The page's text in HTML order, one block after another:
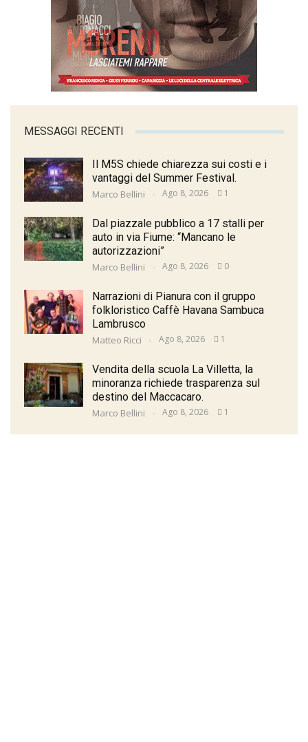
MESSAGGI RECENTI
Il M5S chiede chiarezza sui costi e i
vantaggi del Summer Festival.
Marco Bellini Ago 8, 2026 1
Dal piazzale pubblico a 17 stalli per
auto in via Fiume: “Mancano le
autorizzazioni”
Marco Bellini Ago 8, 2026 0
Narrazioni di Pianura con il gruppo
folkloristico Caffè Havana Sambuca
Lambrusco
Matteo Ricci Ago 8, 2026 1
Vendita della scuola La Villetta, la
minoranza richiede trasparenza sul
destino del Maccacaro.
Marco Bellini Ago 8, 2026 1